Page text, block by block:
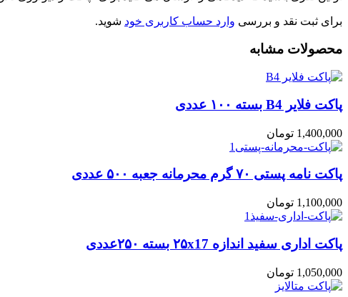
برای ثبت نقد و بررسی وارد حساب کاربری خود شوید.
محصولات مشابه
پاکت فلایر B4 بسته ۱۰۰ عددی
1,400,000 تومان
پاکت نامه پستی ۷۰ گرم محرمانه جعبه ۵۰۰ عددی
1,100,000 تومان
پاکت اداری سفید اندازه ۲۵x17 بسته ۲۵۰عددی
1,050,000 تومان